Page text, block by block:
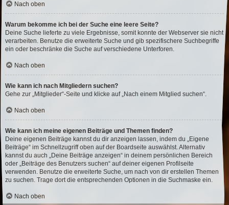
Nach oben
Warum bekomme ich bei der Suche eine leere Seite?
Deine Suche lieferte zu viele Ergebnisse, somit konnte der Webserver sie nicht
verarbeiten. Benutze die erweiterte Suche und gib spezifischere Suchbegriffe
ein oder beschränke die Suche auf verschiedene Unterforen.
Nach oben
Wie kann ich nach Mitgliedern suchen?
Gehe zur „Mitglieder“-Seite und klicke auf „Nach einem Mitglied suchen“.
Nach oben
Wie kann ich meine eigenen Beiträge und Themen finden?
Deine eigenen Beiträge kannst du dir anzeigen lassen, indem du „Eigene
Beiträge“ im Schnellzugriff oben auf der Boardseite auswählst. Alternativ
kannst du auch „Deine Beiträge anzeigen“ in deinem persönlichen Bereich
oder „Beiträge des Benutzers suchen“ auf deiner eigenen Profilseite
verwenden. Benutze die erweiterte Suche, um nach von dir erstellen Themen
zu suchen. Trage dort die entsprechenden Optionen in die Suchmaske ein.
Nach oben